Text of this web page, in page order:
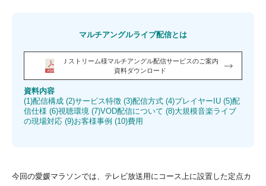
マルチアングルライブ配信とは
Ｊストリーム様マルチアングル配信サービスのご案内
資料ダウンロード
資料内容
(1)配信構成 (2)サービス特徴 (3)配信方式 (4)プレイヤーIU (5)配
信仕様 (6)視聴環境 (7)VOD配信について (8)大規模音楽ライブ
の現場対応 (9)お客様事例 (10)費用
今回の愛媛マラソンでは、テレビ放送用にコース上に設置した定点カ